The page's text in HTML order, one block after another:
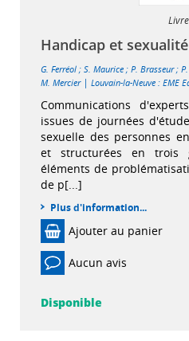
Livre
Handicap et sexualité
G. Ferréol ; S. Maurice ; P. Brasseur;
M. Mercier | Louvain-la-Neuve : EME
Communications
issues de journées
sexuelle des personnes
et structurées en trois
éléments de
de p[...]
Plus d'information...
Ajouter au panier
Aucun avis
Disponible